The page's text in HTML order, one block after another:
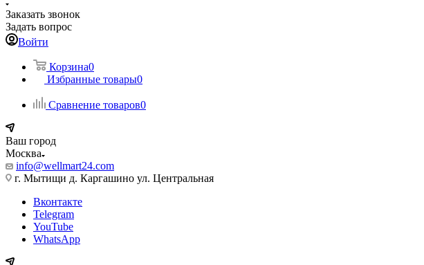
Заказать звонок
Задать вопрос
Войти
Корзина0
Избранные товары0
Сравнение товаров0
Ваш город
Москва
info@wellmart24.com
г. Мытищи д. Каргашино ул. Центральная
Вконтакте
Telegram
YouTube
WhatsApp